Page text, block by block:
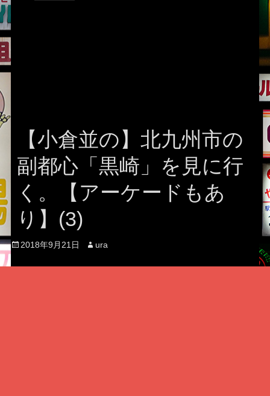
【小倉並の】北九州市の
副都心「黒崎」を見に行
く。【アーケードもあ
り】(3)
Posted
2018年9月21日 Author
ura